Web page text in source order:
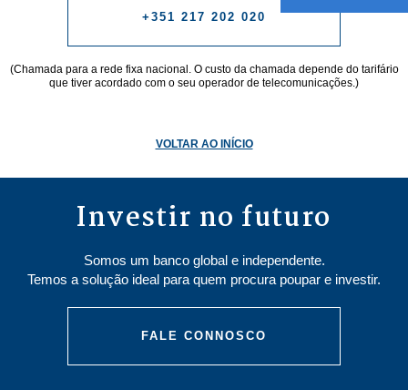
+351 217 202 020
(Chamada para a rede fixa nacional. O custo da chamada depende do tarifário
que tiver acordado com o seu operador de telecomunicações.)
VOLTAR AO INÍCIO
Investir no futuro
Somos um banco global e independente.
Temos a solução ideal para quem procura poupar e investir.
FALE CONNOSCO